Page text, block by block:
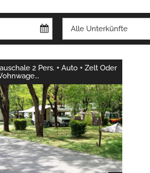
2 Pers. + Auto + Zelt Oder
...